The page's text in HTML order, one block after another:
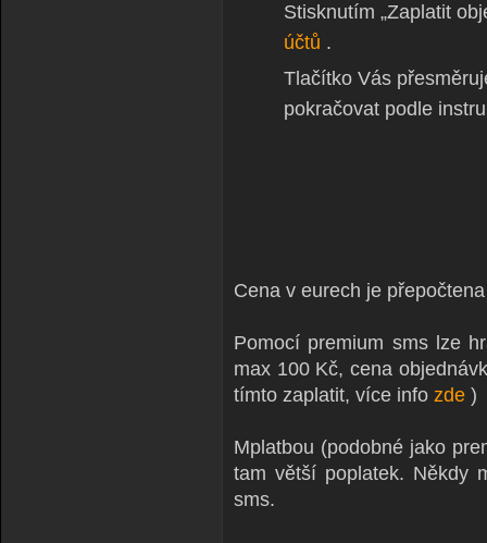
Stisknutím „Zaplatit
účtů .
Tlačítko Vás
pokračovat podle
Cena v eurech je
Pomocí premium sms lze
max 100 Kč, cena
tímto zaplatit, více info zde )
Mplatbou (podobné jako
tam větší poplatek. Někdy
sms.